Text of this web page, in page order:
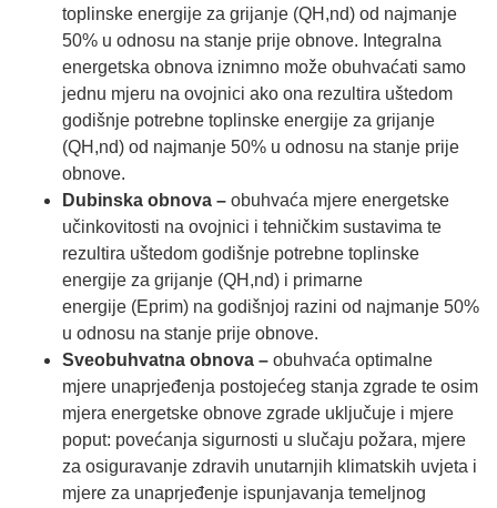
toplinske energije za grijanje (QH,nd) od najmanje
50% u odnosu na stanje prije obnove. Integralna
energetska obnova iznimno može obuhvaćati samo
jednu mjeru na ovojnici ako ona rezultira uštedom
godišnje potrebne toplinske energije za grijanje
(QH,nd) od najmanje 50% u odnosu na stanje prije
obnove.
Dubinska obnova – obuhvaća mjere energetske
učinkovitosti na ovojnici i tehničkim sustavima te
rezultira uštedom godišnje potrebne toplinske
energije za grijanje (QH,nd) i primarne
energije (Eprim) na godišnjoj razini od najmanje 50%
u odnosu na stanje prije obnove.
Sveobuhvatna obnova – obuhvaća optimalne
mjere unaprjeđenja postojećeg stanja zgrade te osim
mjera energetske obnove zgrade uključuje i mjere
poput: povećanja sigurnosti u slučaju požara, mjere
za osiguravanje zdravih unutarnjih klimatskih uvjeta i
mjere za unaprjeđenje ispunjavanja temeljnog